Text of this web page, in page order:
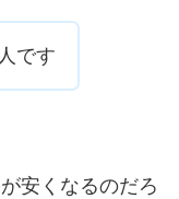
です
安くなるのだろ